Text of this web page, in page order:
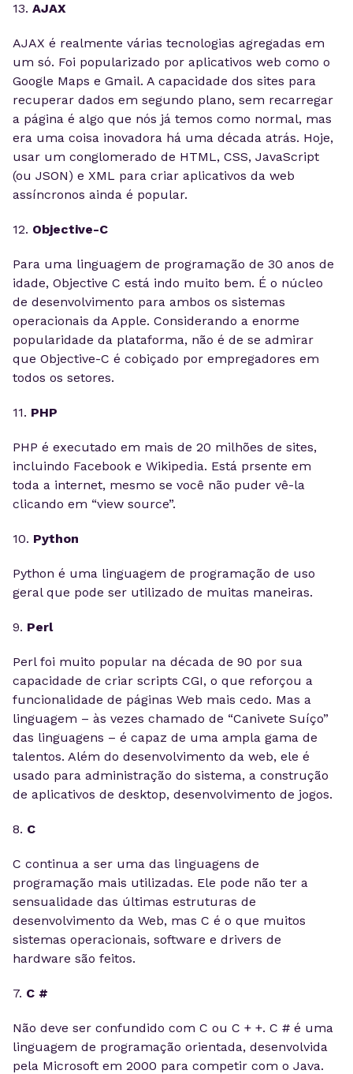
13. AJAX
AJAX é realmente várias tecnologias agregadas em
um só. Foi popularizado por aplicativos web como o
Google Maps e Gmail. A capacidade dos sites para
recuperar dados em segundo plano, sem recarregar
a página é algo que nós já temos como normal, mas
era uma coisa inovadora há uma década atrás. Hoje,
usar um conglomerado de HTML, CSS, JavaScript
(ou JSON) e XML para criar aplicativos da web
assíncronos ainda é popular.
12. Objective-C
Para uma linguagem de programação de 30 anos de
idade, Objective C está indo muito bem. É o núcleo
de desenvolvimento para ambos os sistemas
operacionais da Apple. Considerando a enorme
popularidade da plataforma, não é de se admirar
que Objective-C é cobiçado por empregadores em
todos os setores.
11. PHP
PHP é executado em mais de 20 milhões de sites,
incluindo Facebook e Wikipedia. Está prsente em
toda a internet, mesmo se você não puder vê-la
clicando em “view source”.
10. Python
Python é uma linguagem de programação de uso
geral que pode ser utilizado de muitas maneiras.
9. Perl
Perl foi muito popular na década de 90 por sua
capacidade de criar scripts CGI, o que reforçou a
funcionalidade de páginas Web mais cedo. Mas a
linguagem – às vezes chamado de “Canivete Suíço”
das linguagens – é capaz de uma ampla gama de
talentos. Além do desenvolvimento da web, ele é
usado para administração do sistema, a construção
de aplicativos de desktop, desenvolvimento de jogos.
8. C
C continua a ser uma das linguagens de
programação mais utilizadas. Ele pode não ter a
sensualidade das últimas estruturas de
desenvolvimento da Web, mas C é o que muitos
sistemas operacionais, software e drivers de
hardware são feitos.
7. C #
Não deve ser confundido com C ou C + +. C # é uma
linguagem de programação orientada, desenvolvida
pela Microsoft em 2000 para competir com o Java.